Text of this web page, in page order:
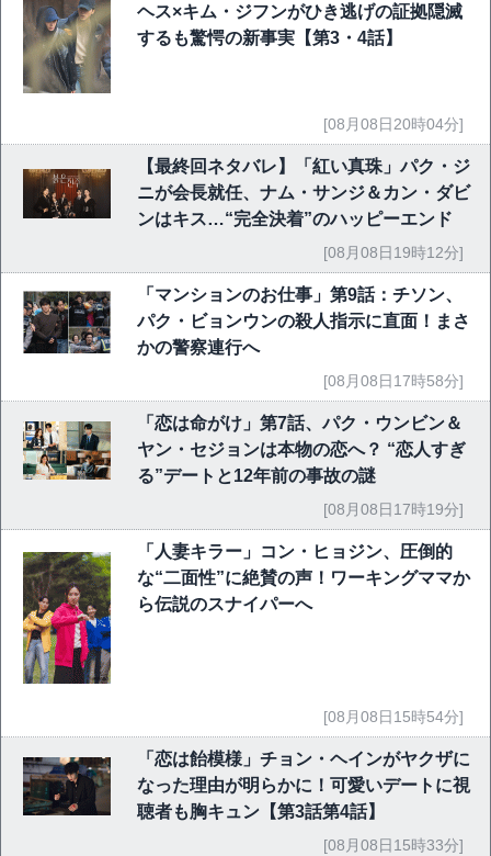
ヘス×キム・ジフンがひき逃げの証拠隠滅
するも驚愕の新事実【第3・4話】
[08月08日20時04分]
【最終回ネタバレ】「紅い真珠」パク・ジ
ニが会長就任、ナム・サンジ＆カン・ダビ
ンはキス…“完全決着”のハッピーエンド
[08月08日19時12分]
「マンションのお仕事」第9話：チソン、
パク・ビョンウンの殺人指示に直面！まさ
かの警察連行へ
[08月08日17時58分]
「恋は命がけ」第7話、パク・ウンビン＆
ヤン・セジョンは本物の恋へ？ “恋人すぎ
る”デートと12年前の事故の謎
[08月08日17時19分]
「人妻キラー」コン・ヒョジン、圧倒的
な“二面性”に絶賛の声！ワーキングママか
ら伝説のスナイパーへ
[08月08日15時54分]
「恋は飴模様」チョン・ヘインがヤクザに
なった理由が明らかに！可愛いデートに視
聴者も胸キュン【第3話第4話】
[08月08日15時33分]